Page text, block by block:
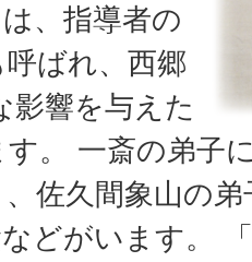
、指導者の
ばれ、西郷
影響を与えた
。 一斎の弟子
佐久間象山の
どがいます。